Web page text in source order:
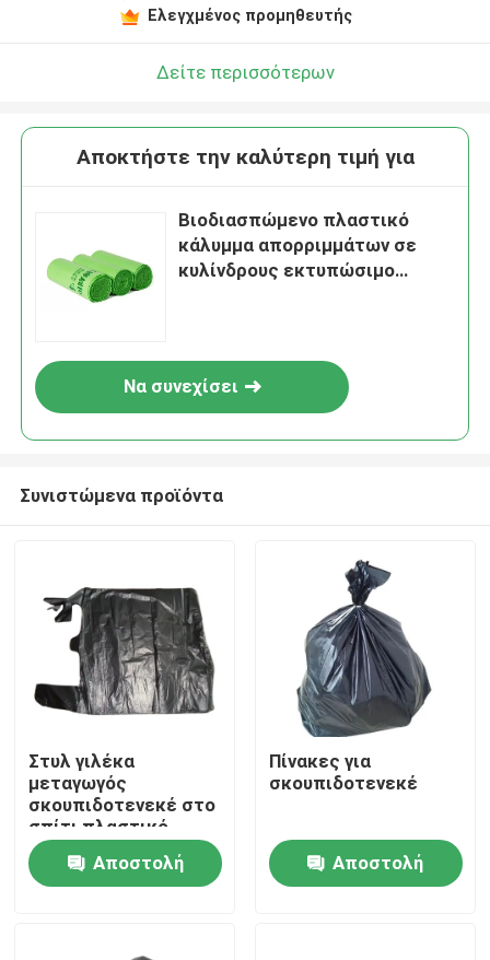
Αρχική Σελίδα
Προϊόντα
Ελεγχμένος προμηθευτής
Δείτε περισσότερων
Αποκτήστε την καλύτερη τιμή για
Βιοδιασπώμενο πλαστικό
κάλυμμα απορριμμάτων σε
κυλίνδρους εκτυπώσιμο
Να συνεχίσει
Συνιστώμενα προϊόντα
Στυλ γιλέκα
μεταγωγός
σκουπιδοτενεκέ στο
σπίτι πλαστικό
σκουπιδοτενεκέ
CustomΑποστολή
Πίνακες για
σκουπιδοτενεκέ
Αποστολή